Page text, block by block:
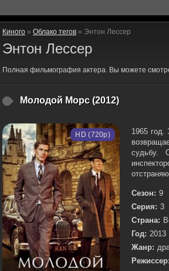
Киного » Облако тегов » Энтон Лессер
Энтон Лессер
Полная фильмография актера. Вы можете
Молодой Морс (2012)
HD (720p)
1965
судьбу.
Сезон: 9
Серия: 3
Страна:
Год: 2013
Жанр:
Режиссер: